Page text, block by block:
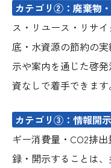
カテゴリ②：廃棄物
ス・リユース・リサ
底・水資源の節約の
示や案内を通じた啓
資なしで着手できます
カテゴリ③：情報開
ギー消費量・CO2排
録・開示することは